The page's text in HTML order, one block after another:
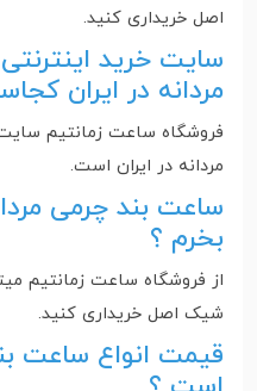
اصل خریداری کنید.
سایت خرید
مردانه در ایران
فروشگاه ساعت زمانتیم
مردانه در ایران است‌.
ساعت بند چرمی
بخرم ؟
از فروشگاه ساعت زمانتیم
شیک اصل خریداری کنید.
قیمت انواع ساعت